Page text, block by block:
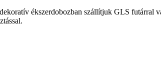
ékszerdobozban szállítjuk GLS futárral